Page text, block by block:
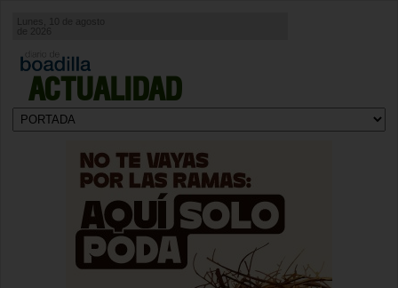
ACTUALIDAD
Lunes, 10 de agosto